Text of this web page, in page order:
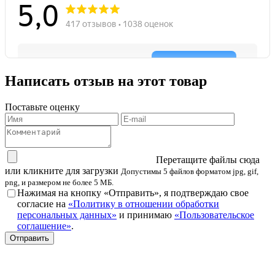
Написать отзыв на этот товар
Поставьте оценку
Перетащите файлы сюда
или кликните для загрузки Допустимы 5 файлов форматом jpg, gif,
png, и размером не более 5 МБ.
Нажимая на кнопку «Отправить», я подтверждаю свое
согласие на «Политику в отношении обработки
персональных данных» и принимаю «Пользовательское
соглашение».